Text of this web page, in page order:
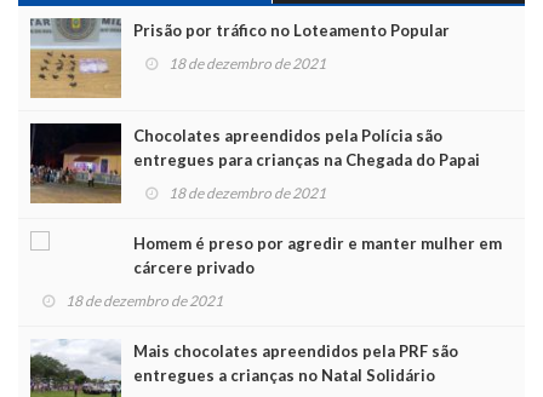
Prisão por tráfico no Loteamento Popular
18 de dezembro de 2021
Chocolates apreendidos pela Polícia são
entregues para crianças na Chegada do Papai
Noel
18 de dezembro de 2021
Homem é preso por agredir e manter mulher em
cárcere privado
18 de dezembro de 2021
Mais chocolates apreendidos pela PRF são
entregues a crianças no Natal Solidário